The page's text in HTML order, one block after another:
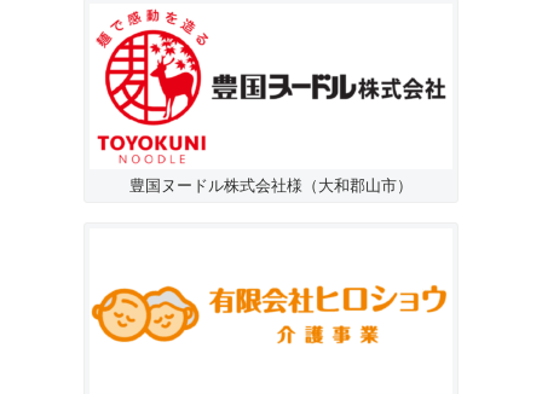
豊国ヌードル株式会社様（大和郡山市）